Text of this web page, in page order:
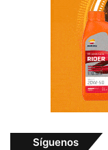
Síguenos